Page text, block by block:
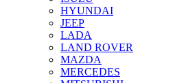
HYUNDAI
JEEP
LADA
LAND ROVER
MAZDA
MERCEDES